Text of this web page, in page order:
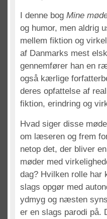
I denne bog Mine
og humor, men aldrig
mellem fiktion og
af Danmarks mest
gennemfører han en
også kærlige
deres opfattelse af
fiktion, erindring og
Hvad siger disse
om læseren og frem
netop det, der bliver
møder med
dag? Hvilken rolle
slags opgør med
ydmyg og næsten
er en slags parodi på.